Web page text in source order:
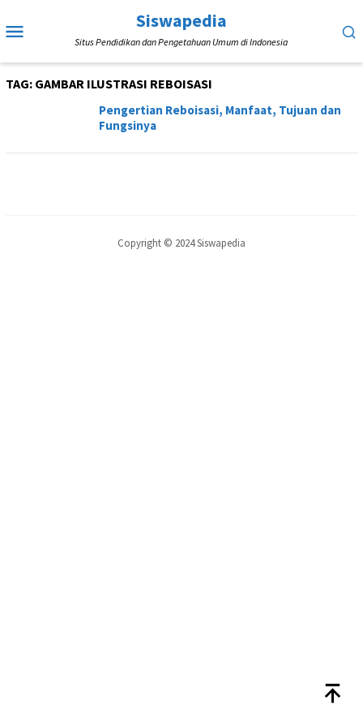
ke
Mobile
Siswapedia
Situs Pendidikan dan Pengetahuan Umum di Indonesia
TAG: GAMBAR ILUSTRASI REBOISASI
Pengertian Reboisasi, Manfaat, Tujuan dan
Fungsinya
Copyright © 2024 Siswapedia